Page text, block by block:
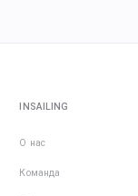
INSAILING
О нас
Команда